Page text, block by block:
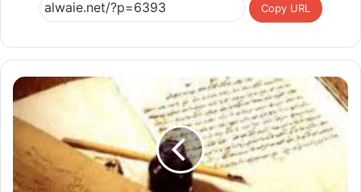
Copy URL